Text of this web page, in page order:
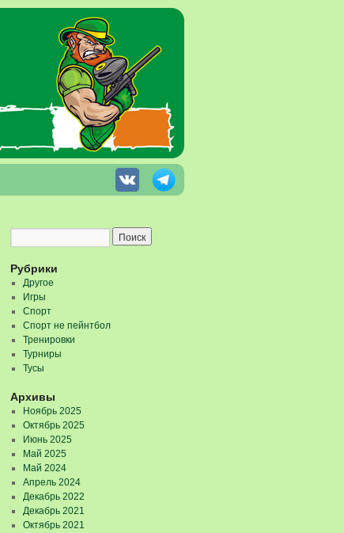
Рубрики
Другое
Игры
Спорт
Спорт не пейнтбол
Тренировки
Турниры
Тусы
Архивы
Ноябрь 2025
Октябрь 2025
Июнь 2025
Май 2025
Май 2024
Апрель 2024
Декабрь 2022
Декабрь 2021
Октябрь 2021